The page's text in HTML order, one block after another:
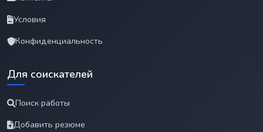
Условия
Конфиденциальность
Для соискателей
Поиск работы
Добавить резюме